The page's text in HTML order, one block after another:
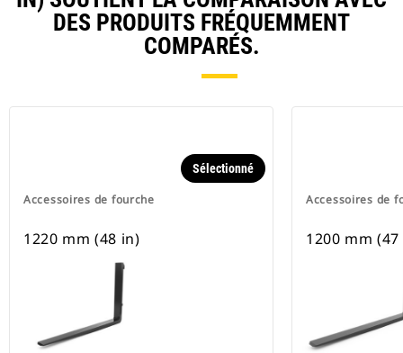
DES PRODUITS FRÉQUEMMENT
COMPARÉS.
Accessoires de fourche
Sélectionné
1220 mm (48 in)
Accessoires de
1200 mm